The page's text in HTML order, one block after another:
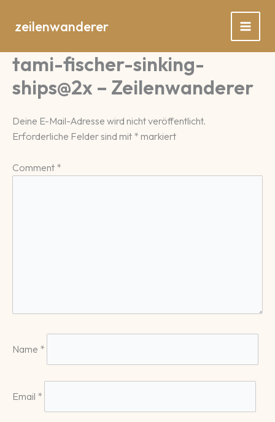
Inhaltzeilenwanderer
tami-fischer-sinking-
ships@2x – Zeilenwanderer
Deine E-Mail-Adresse wird nicht veröffentlicht.
Erforderliche Felder sind mit * markiert
Comment *
Name *
Email *